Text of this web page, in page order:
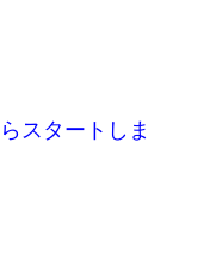
スタートしま